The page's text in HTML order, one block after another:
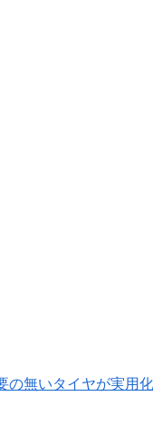
の無いタイヤが実用